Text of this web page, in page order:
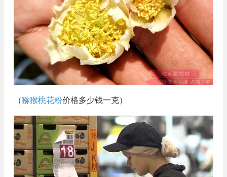
（猕猴桃花粉价格多少钱一克）